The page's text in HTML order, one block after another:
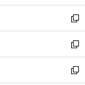
ウ
で
開
く
ン
ド
ウ
で
開
く
新
し
い
ウ
ィ
新
し
い
新